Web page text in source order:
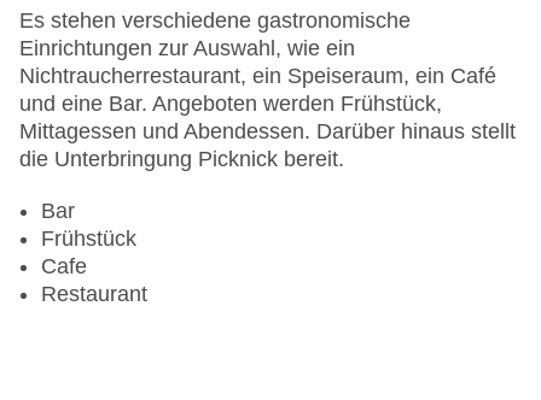
Zimmerservice
Sonnenterrasse
Gesamtanzahl der Stockwerke: 5
Gesamtanzahl der Zimmer: 1708
Pools:Kinderbecken, Outdoor Pool, Liegen am
Pool
Mastercard, Visa
Landeskategorie: 4 Sterne
Es stehen verschiedene gastronomische
Einrichtungen zur Auswahl, wie ein
Nichtraucherrestaurant, ein Speiseraum, ein Café
und eine Bar. Angeboten werden Frühstück,
Mittagessen und Abendessen. Darüber hinaus stellt
die Unterbringung Picknick bereit.
Bar
Frühstück
Cafe
Restaurant